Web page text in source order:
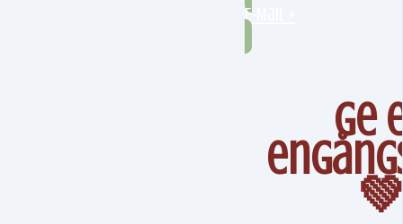
E-Mail »
Ge